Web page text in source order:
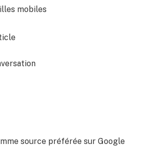
mobiles
source préférée sur Google